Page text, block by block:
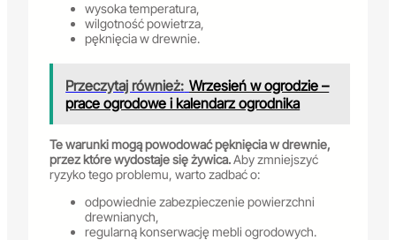
wysoka temperatura,
wilgotność powietrza,
pęknięcia w drewnie.
Przeczytaj również: Wrzesień w ogrodzie –
prace ogrodowe i kalendarz ogrodnika
Te warunki mogą powodować pęknięcia w drewnie,
przez które wydostaje się żywica.Aby zmniejszyć
ryzyko tego problemu, warto zadbać o:
odpowiednie zabezpieczenie powierzchni
drewnianych,
regularną konserwację mebli ogrodowych.